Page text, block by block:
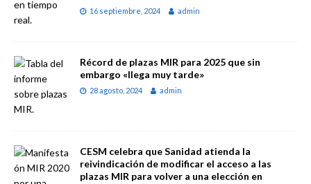
16 septiembre, 2024 admin
Récord de plazas MIR para 2025 que sin
embargo «llega muy tarde»
28 agosto, 2024 admin
CESM celebra que Sanidad atienda la
reivindicación de modificar el acceso a las
plazas MIR para volver a una elección en